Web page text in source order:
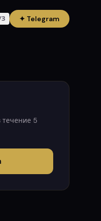
✦ Telegram
5